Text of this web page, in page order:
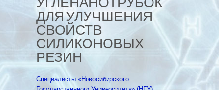
ДЛЯ УЛУЧШЕНИЯ
СВОЙСТВ
СИЛИКОНОВЫХ
РЕЗИН
Специалисты «Новосибирского